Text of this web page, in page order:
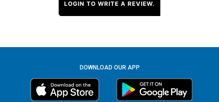
LOGIN TO WRITE A REVIEW.
DOWNLOAD OUR APP